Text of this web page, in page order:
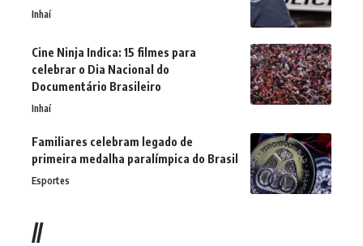
Inhaí
Cine Ninja Indica: 15 filmes para
celebrar o Dia Nacional do
Documentário Brasileiro
Inhaí
Familiares celebram legado de
primeira medalha paralímpica do Brasil
Esportes
//